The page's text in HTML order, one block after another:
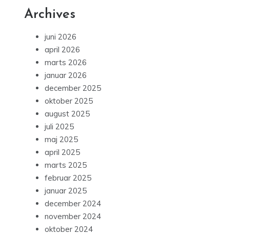
Archives
juni 2026
april 2026
marts 2026
januar 2026
december 2025
oktober 2025
august 2025
juli 2025
maj 2025
april 2025
marts 2025
februar 2025
januar 2025
december 2024
november 2024
oktober 2024